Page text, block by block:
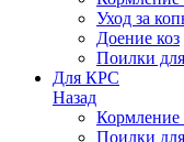
Уход за
Доение коз
Поилки
Для КРС
Назад
Кормление
Поилки